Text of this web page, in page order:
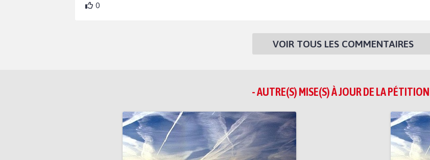
0
VOIR TOUS LES COMMENTAIRES
- AUTRE(S) MISE(S) À JOUR DE LA